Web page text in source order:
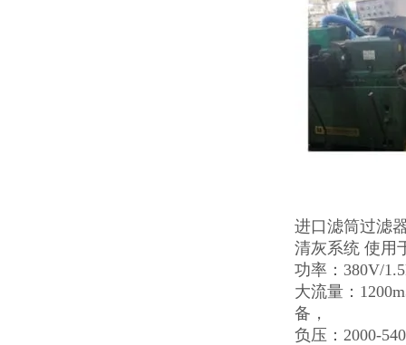
进口滤筒过滤
清灰系统 使用
功率：380V/
大流量：
备，
负压：2000-